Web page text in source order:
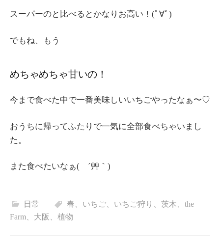
スーパーのと比べるとかなりお高い！(ﾟ∀ﾟ)
でもね、もう
めちゃめちゃ甘いの！
今まで食べた中で一番美味しいいちごやったなぁ〜♡
おうちに帰ってふたりで一気に全部食べちゃいまし
た。
また食べたいなぁ( ´艸｀)
日常
春、いちご、いちご狩り、茨木、the
Farm、大阪、植物